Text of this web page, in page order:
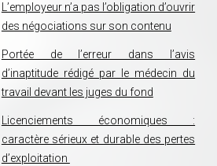
L’employeur n’a pas l’obligation d’ouvrir
des négociations sur son contenu
Portée de l’erreur dans l’avis
d’inaptitude rédigé par le médecin du
travail devant les juges du fond
Licenciements économiques :
caractère sérieux et durable des pertes
d’exploitation